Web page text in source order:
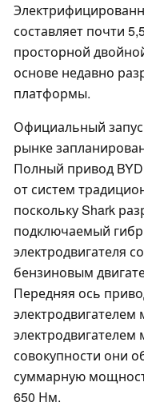
составляет почти
просторной
основе недавно
платформы.
Официальный
рынке
Полный привод
от систем
поскольку Shark
подключаемый
электродвигателя
бензиновым
Передняя ось
совокупности они
суммарную
650 Нм.